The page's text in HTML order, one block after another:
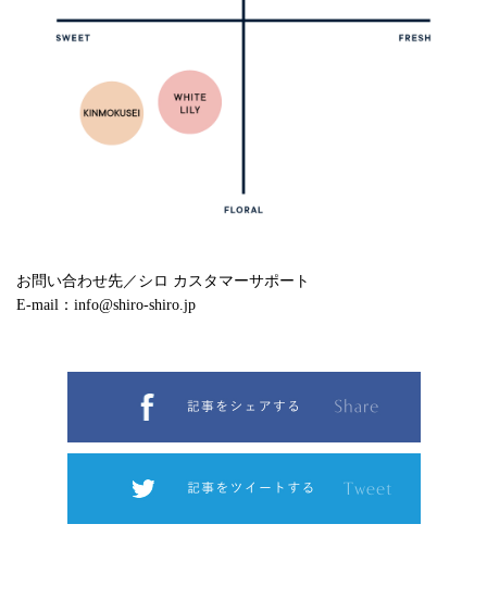
お問い合わせ先／シロ カスタマーサポート
E-mail：info@shiro-shiro.jp